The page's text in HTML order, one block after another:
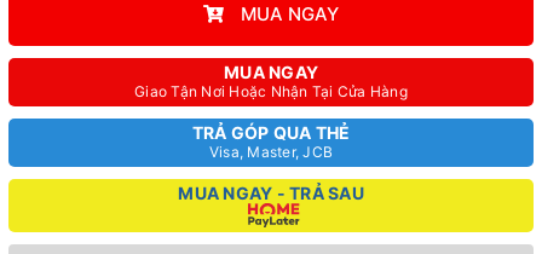
MUA NGAY
MUA NGAY
Giao Tận Nơi Hoặc Nhận Tại Cửa Hàng
TRẢ GÓP QUA THẺ
Visa, Master, JCB
MUA NGAY - TRẢ SAU